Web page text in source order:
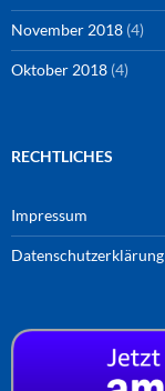
November 2018 (4)
Oktober 2018 (4)
RECHTLICHES
Impressum
Datenschutzerklärung